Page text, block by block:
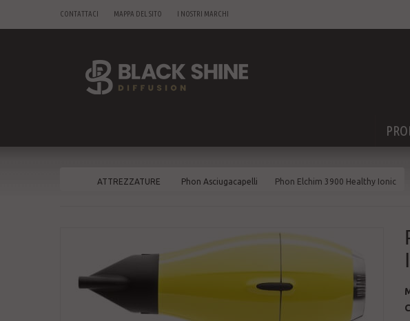
CONTATTACI MAPPA DEL SITO I NOSTRI MARCHI
ATTREZZATURE Phon Asciugacapelli Phon Elchim 3900 Healthy Ionic